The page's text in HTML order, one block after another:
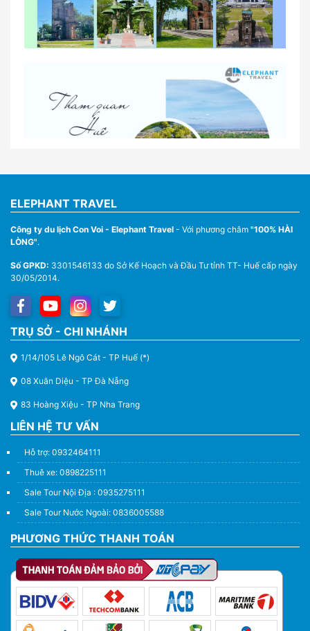
So sánh thuê xe tự lái và thuê xe có tài xế tại Huế
Nhà Xe Con Voi – Dịch Vụ Cho Thuê Xe Từ Huế,
Sân Bay Phú Bài Đi Thánh Địa La Vang
Thuê Xe Du Lịch Tại Huế – Từ 4 Chỗ Đến 45 Chỗ
ELEPHANT TRAVEL
Công ty du lịch Con Voi - Elephant Travel - Với phương châm "100% HÀI
LÒNG".
Số GPKD: 3301546133 do Sở Kế Hoạch và Đầu Tư tỉnh TT- Huế cấp ngày
30/05/2014.
TRỤ SỞ - CHI NHÁNH
1/14/105 Lê Ngô Cát - TP Huế (*)
08 Xuân Diệu - TP Đà Nẵng
83 Hoàng Xiệu - TP Nha Trang
LIÊN HỆ TƯ VẤN
Hỗ trợ: 0932464111
Thuê xe: 0898225111
Sale Tour Nội Địa : 0935275111
Sale Tour Nước Ngoài: 0836005588
PHƯƠNG THỨC THANH TOÁN